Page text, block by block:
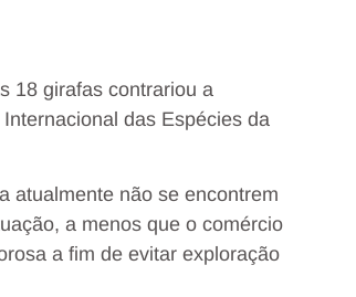
18 girafas contrariou a
das Espécies da
atualmente não se encontrem
a menos que o comércio
a fim de evitar exploração